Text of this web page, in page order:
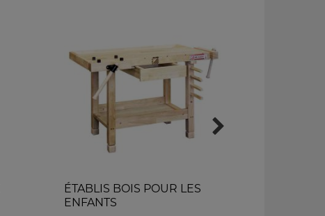
ÉTABLIS BOIS POUR LES
ENFANTS